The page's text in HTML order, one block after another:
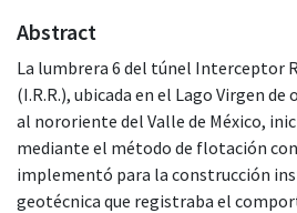
Abstract
La lumbrera 6 del túnel Interceptor
(I.R.R.), ubicada en el Lago Virgen
al nororiente del Valle de México,
mediante el método de flotación
implementó para la construcción
geotécnica que registraba el